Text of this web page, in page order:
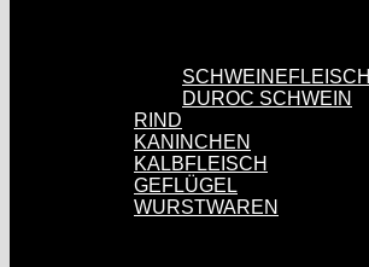
SCHWEINEFLEISCH
DUROC SCHWEIN
RIND
KANINCHEN
KALBFLEISCH
GEFLÜGEL
WURSTWAREN